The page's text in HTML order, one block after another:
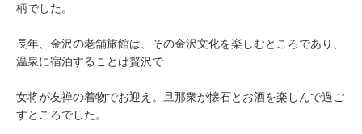
柄でした。
長年、金沢の老舗旅館は、その金沢文化を楽しむところであり、
温泉に宿泊することは贅沢で
女将が友禅の着物でお迎え。旦那衆が懐石とお酒を楽しんで過ご
すところでした。